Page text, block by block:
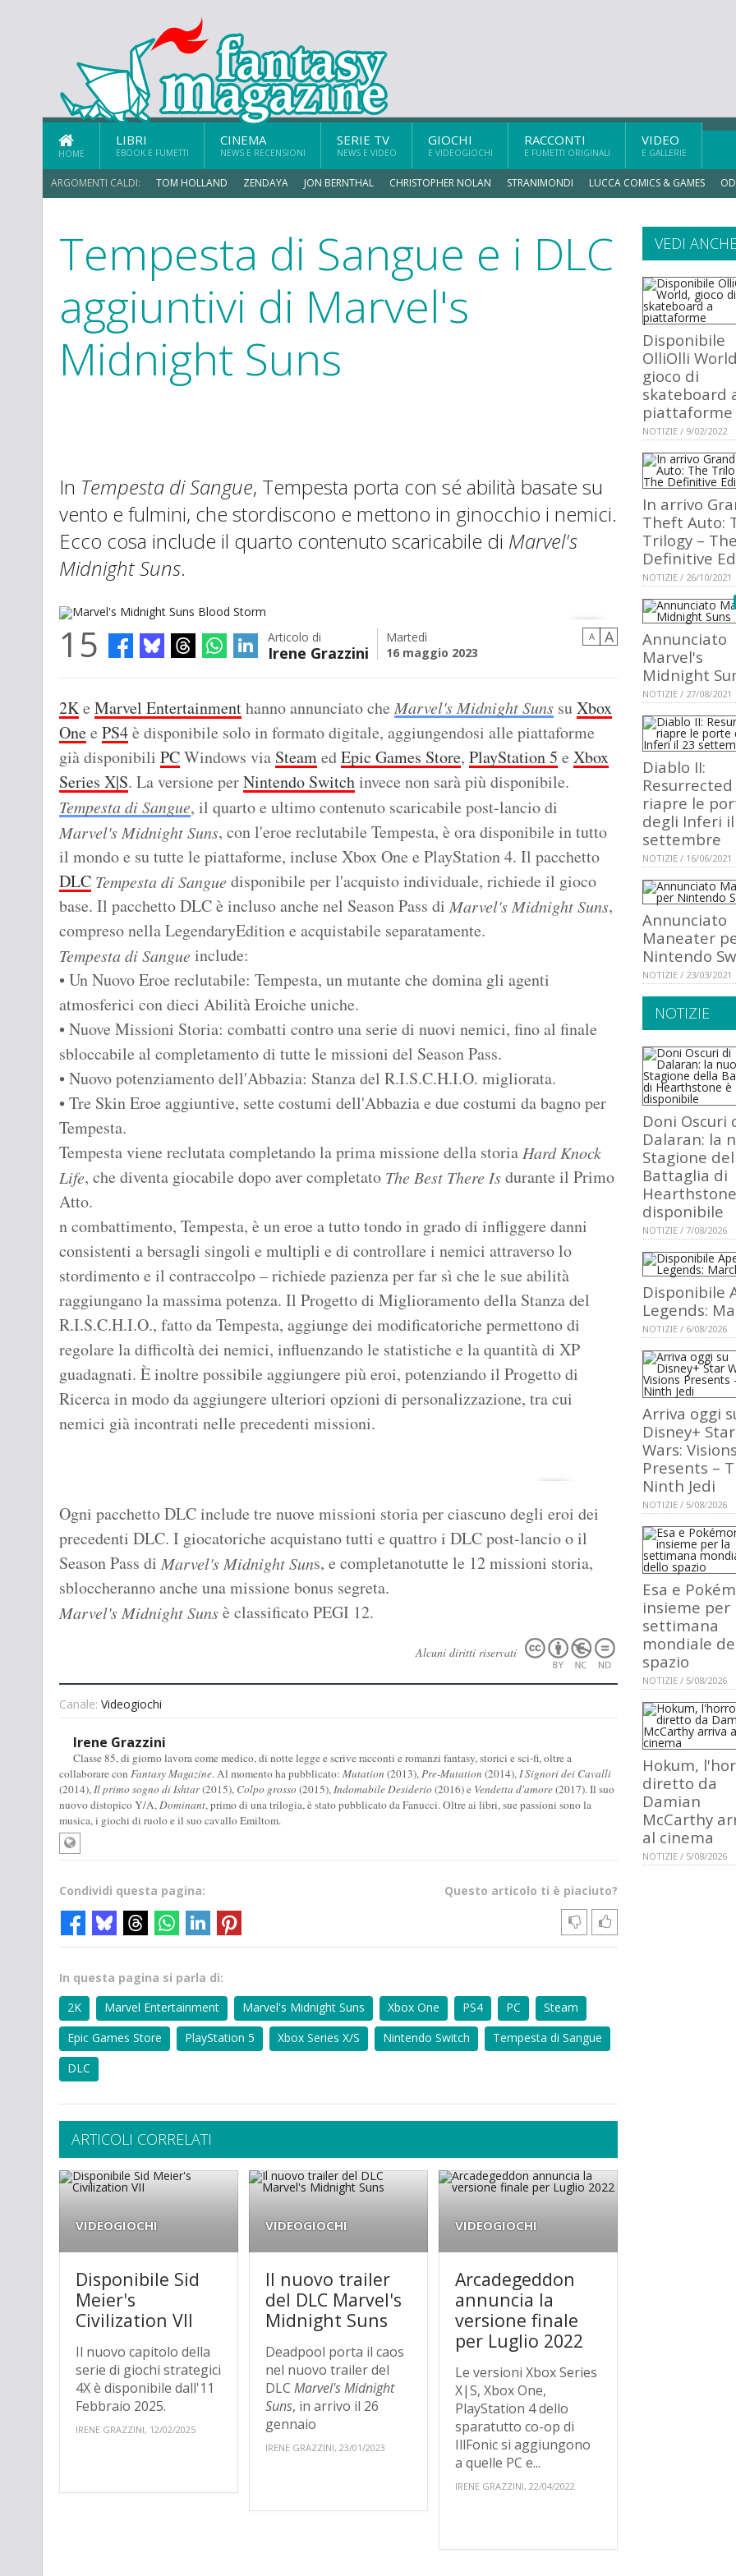
HOME
LIBRI
EBOOK E FUMETTI
CINEMA
NEWS E RECENSIONI
SERIE TV
NEWS E VIDEO
GIOCHI
E VIDEOGIOCHI
RACCONTI
E FUMETTI ORIGINALI
VIDEO
E GALLERIE
ARGOMENTI CALDI: TOM HOLLAND ZENDAYA JON BERNTHAL CHRISTOPHER NOLAN STRANIMONDI LUCCA COMICS & GAMES
Tempesta di Sangue e i DLC
aggiuntivi di Marvel's
Midnight Suns
In Tempesta di Sangue, Tempesta porta con sé abilità basate su
vento e fulmini, che stordiscono e mettono in ginocchio i nemici.
Ecco cosa include il quarto contenuto scaricabile di Marvel's
Midnight Suns.
15 Articolo di
Irene Grazzini
Martedì
16 maggio 2023
A A
2Ke Marvel Entertainmenthanno annunciato che Marvel's Midnight Suns suXbox
Onee PS4è disponibile solo in formato digitale, aggiungendosi alle piattaforme
già disponibili PCWindows via SteamedEpic Games Store, PlayStation 5 e Xbox
Series X|S. La versione perNintendo Switchinvece non sarà più disponibile.
Tempesta di Sangue, il quarto e ultimo contenuto scaricabile post-lancio di
Marvel's Midnight Suns, con l'eroe reclutabile Tempesta, è ora disponibile in tutto
il mondo e su tutte le piattaforme, incluse Xbox One e PlayStation 4. Il pacchetto
DLC Tempesta di Sangue disponibile per l'acquisto individuale, richiede il gioco
base. Il pacchetto DLC è incluso anche nel Season Pass di Marvel's Midnight Suns,
compreso nella LegendaryEdition e acquistabile separatamente.
Tempesta di Sangue include:
• Un Nuovo Eroe reclutabile: Tempesta, un mutante che domina gli agenti
atmosferici con dieci Abilità Eroiche uniche.
• Nuove Missioni Storia: combatti contro una serie di nuovi nemici, fino al finale
sbloccabile al completamento di tutte le missioni del Season Pass.
• Nuovo potenziamento dell'Abbazia: Stanza del R.I.S.C.H.I.O. migliorata.
• Tre Skin Eroe aggiuntive, sette costumi dell'Abbazia e due costumi da bagno per
Tempesta.
Tempesta viene reclutata completando la prima missione della storiaHard Knock
Life, che diventa giocabile dopo aver completato The Best There Isdurante il Primo
Atto.
n combattimento, Tempesta, è un eroe a tutto tondo in grado di infliggere danni
consistenti a bersagli singoli e multipli e di controllare i nemici attraverso lo
stordimento e il contraccolpo – richiede pazienza per far sì che le sue abilità
raggiungano la massima potenza. Il Progetto di Miglioramento della Stanza del
R.I.S.C.H.I.O., fatto da Tempesta, aggiunge dei modificatoriche permettono di
regolare la difficoltà dei nemici, influenzando le statistiche e la quantità di XP
guadagnati. È inoltre possibile aggiungere più eroi, potenziando il Progetto di
Ricerca in modo da aggiungere ulteriori opzioni di personalizzazione, tra cui
nemici già incontrati nelle precedenti missioni.
Ogni pacchetto DLC include tre nuove missioni storia per ciascuno degli eroi dei
precedenti DLC. I giocatoriche acquistano tutti e quattro i DLC post-lancio o il
Season Pass di Marvel's Midnight Suns, e completanotutte le 12 missioni storia,
sbloccheranno anche una missione bonus segreta.
Marvel's Midnight Sunsè classificato PEGI 12.
Alcuni diritti riservati
Canale: Videogiochi
Irene Grazzini
Classe 85, di giorno lavora come medico, di notte legge e scrive racconti e romanzi fantasy, storici e sci-fi, oltre a
collaborare con Fantasy Magazine. Al momento ha pubblicato: Mutation (2013),Pre-Mutation (2014),I Signori dei Cavalli
(2014),Il primo sogno di Ishtar(2015), Colpo grosso (2015),Indomabile Desiderio (2016) e Vendetta d'amore(2017). Il suo
nuovo distopico Y/A,Dominant, primo di una trilogia, è stato pubblicato da Fanucci. Oltre ai libri, sue passioni sono la
musica, i giochi di ruolo e il suo cavallo Emiltom.
Questo articolo ti è piaciuto?
Condividi questa pagina:
In questa pagina si parla di:
2K
Marvel Entertainment Marvel's Midnight Suns Xbox One PS4 PC
Steam
Epic Games Store
PlayStation 5 Xbox Series X/S Nintendo Switch
Tempesta di Sangue
DLC
ARTICOLI CORRELATI
VIDEOGIOCHI
Disponibile Sid
Meier's
Civilization VII
Il nuovo capitolo della
serie di giochi strategici
4X è disponibile dall'11
Febbraio 2025.
IRENE GRAZZINI, 12/02/2025
VIDEOGIOCHI
Il nuovo trailer
del DLC Marvel's
Midnight Suns
Deadpool porta il caos
nel nuovo trailer del
DLC Marvel's Midnight
Suns, in arrivo il 26
gennaio
IRENE GRAZZINI, 23/01/2023
VIDEOGIOCHI
Arcadegeddon
annuncia la
versione finale
per Luglio 2022
Le versioni Xbox Series
X|S, Xbox One,
PlayStation 4 dello
sparatutto co-op di
IllFonic si aggiungono
a quelle PC e...
IRENE GRAZZINI, 22/04/2022
VEDI ANCHE
Disponibile
OlliOlli
gioco di
skateboard
piattaforme
NOTIZIE / 9/02/2022
In arrivo
Theft Auto:
Trilogy – The
Definitive
NOTIZIE / 26/10/2021
Annunciato
Marvel's
Midnight
NOTIZIE / 27/08/2021
Diablo II:
Resurrected
riapre le
degli Inferi il
settembre
NOTIZIE / 16/06/2021
Annunciato
Maneater
Nintendo
NOTIZIE / 23/03/2021
NOTIZIE
Doni Oscuri
Dalaran: la
Stagione
Battaglia di
disponibile
NOTIZIE / 7/08/2026
Disponibile
Legends:
NOTIZIE / 6/08/2026
Arriva oggi
Disney+ Star
Wars: Visions
Presents –
Ninth Jedi
NOTIZIE / 5/08/2026
Esa e
insieme per
settimana
mondiale
spazio
NOTIZIE / 5/08/2026
Hokum,
diretto da
Damian
McCarthy
al cinema
NOTIZIE / 5/08/2026